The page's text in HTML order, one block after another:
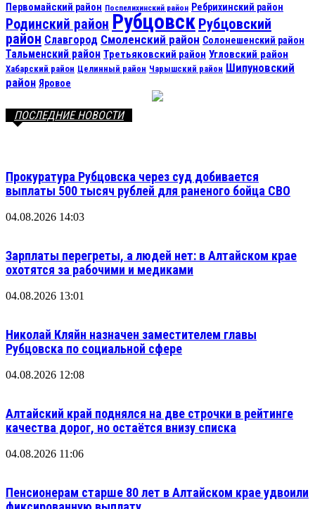
Первомайский район Поспелихинский район Ребрихинский район
Родинский район Рубцовск Рубцовский
район Славгород Смоленский район Солонешенский район
Тальменский район Третьяковский район Угловский район
Хабарский район Целинный район Чарышский район Шипуновский
район Яровое
ПОСЛЕДНИЕ НОВОСТИ
Прокуратура Рубцовска через суд добивается
выплаты 500 тысяч рублей для раненого бойца СВО
04.08.2026 14:03
Зарплаты перегреты, а людей нет: в Алтайском крае
охотятся за рабочими и медиками
04.08.2026 13:01
Николай Кляйн назначен заместителем главы
Рубцовска по социальной сфере
04.08.2026 12:08
Алтайский край поднялся на две строчки в рейтинге
качества дорог, но остаётся внизу списка
04.08.2026 11:06
Пенсионерам старше 80 лет в Алтайском крае удвоили